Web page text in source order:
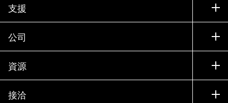
聯絡銷售人員
尋找合作夥伴
試用產品
執行簡報
產品（依英文字母順序排列）
支援
支援
訓練
說明文件
知識庫
公司
公司
合作夥伴
工作機會
資源
新聞
接洽